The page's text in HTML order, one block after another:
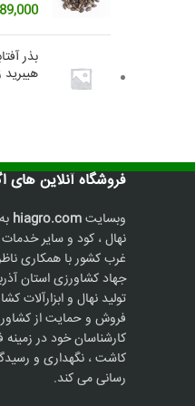
فروشگاه آنلاین های
وبسایتhiagro.com
نهال ، کود و سایر
غرب کشور با همکاری
جهاد کشاورزی استان
تولید نهال و ابزارآلات
فروش و حمایت از
کارشناسان خود در
کاشت ، نگهداری و
رسانی می کند.